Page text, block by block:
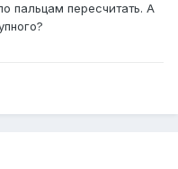
пальцам пересчитать. А